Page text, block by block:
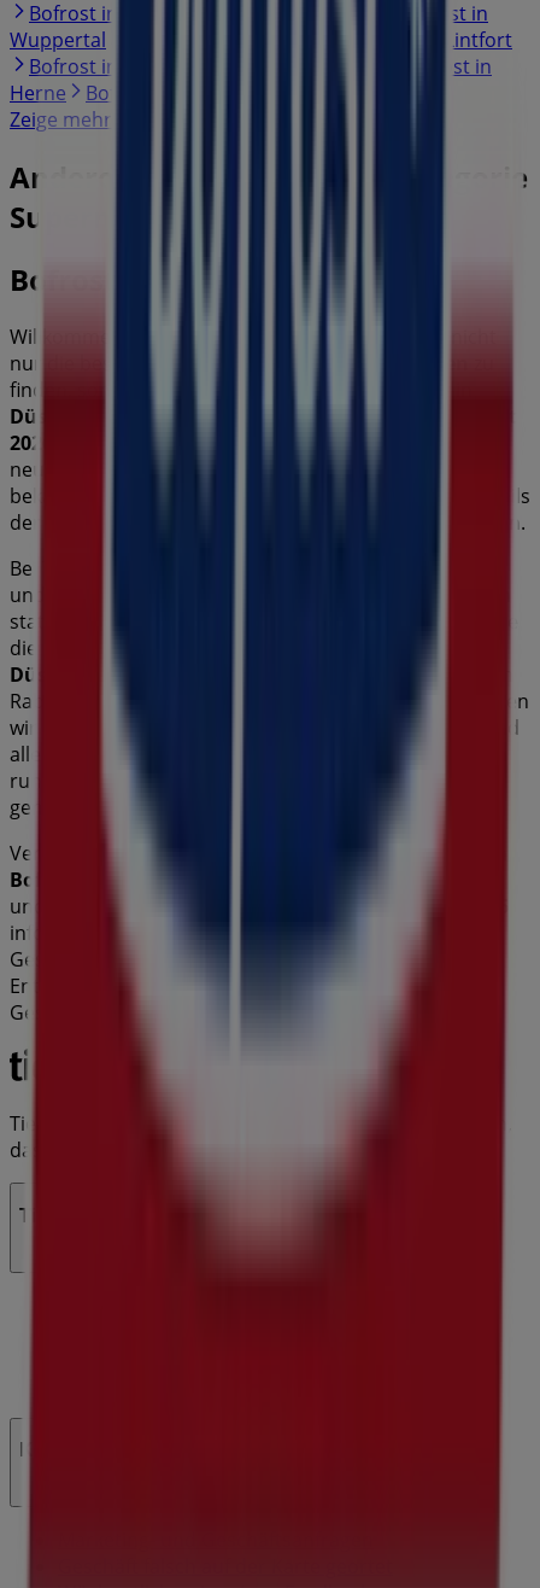
Bofrost in Willich
Bofrost in
Wuppertal
Bofrost in Kamp-Lintfort
Bofrost in Erkelenz
Bofrost in
Herne
Bofrost in Straelen
Zeige mehr Städte
Andere Unternehmen der Kategorie
Supermärkte in Düsseldorf
Bofrost
Willkommen bei Tiendeo, Ihrer besten Wahl, um nicht
nur die besten
finden, sondern auch die beliebtesten Geschäfte in
Düsseldorf
2026
neuesten Nachrichten von
bekanntesten Marken, als auch die Standorte und Details
der nächstgelegenen Geschäfte in
erkunden.
Bei Tiendeo erhalten Sie nicht nur Zugriff auf
und
stationären Geschäften in Ihrer Stadt. Durchstöbern Sie
die Kataloge von
Düsseldorf
Rabatten, um in diesem
zu sparen. Zudem halten
wir Sie über die genauen Standorte, Öffnungszeiten und
alle wichtigen Details auf dem Laufenden, damit Sie ein
rundum gelungenes Einkaufserlebnis in
genießen können.
Verpassen Sie nicht die Gelegenheit, die
Bofrost
und bleiben Sie über die besten Preise im
informiert. Bei Tiendeo finden Sie immer die besten
Geschäfte und Einkaufsmöglichkeiten in
Entdecken Sie jetzt die neuesten Angebote und
Geschäfte, die wir für Sie bereithalten!
Tiendeo ist Teil von Shopfully, dem Tech-Unternehmen,
das das lokale Einkaufen weltweit neu erfindet.
Tiendeo